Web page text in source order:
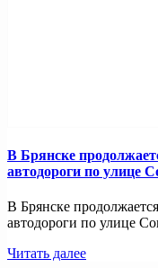
В Брянске
автодороги по улице
В Брянске
автодороги по улице
Читать далее